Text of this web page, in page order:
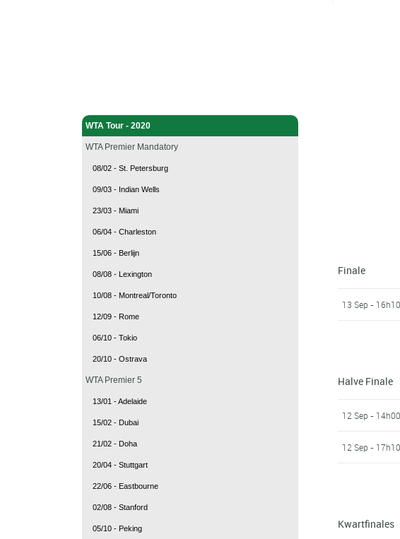
WTA Tour - 2020
WTA Premier Mandatory
08/02 - St. Petersburg
09/03 - Indian Wells
23/03 - Miami
06/04 - Charleston
15/06 - Berlijn
08/08 - Lexington
10/08 - Montreal/Toronto
12/09 - Rome
06/10 - Tokio
20/10 - Ostrava
WTA Premier 5
13/01 - Adelaide
15/02 - Dubai
21/02 - Doha
20/04 - Stuttgart
22/06 - Eastbourne
02/08 - Stanford
05/10 - Peking
Finale
13 Sep - 16h10
Halve Finale
12 Sep - 14h00
12 Sep - 17h10
Kwartfinales